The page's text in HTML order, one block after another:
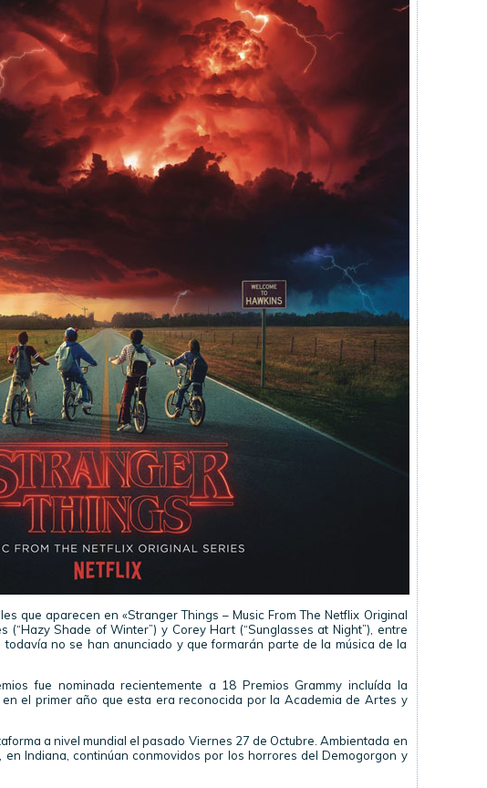
que aparecen en «Stranger Things – Music From The Netflix Original
(“Hazy Shade of Winter”) y Corey Hart (“Sunglasses at Night”), entre
no se han anunciado y que formarán parte de la música de la
fue nominada recientemente a 18 Premios Grammy incluída la
el primer año que esta era reconocida por la Academia de Artes y
a nivel mundial el pasado Viernes 27 de Octubre. Ambientada en
en Indiana, continúan conmovidos por los horrores del Demogorgon y